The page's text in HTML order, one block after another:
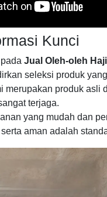
Kunci
Jual Oleh-oleh
seleksi produk
merupakan produk asli
terjaga.
yang mudah dan
aman adalah